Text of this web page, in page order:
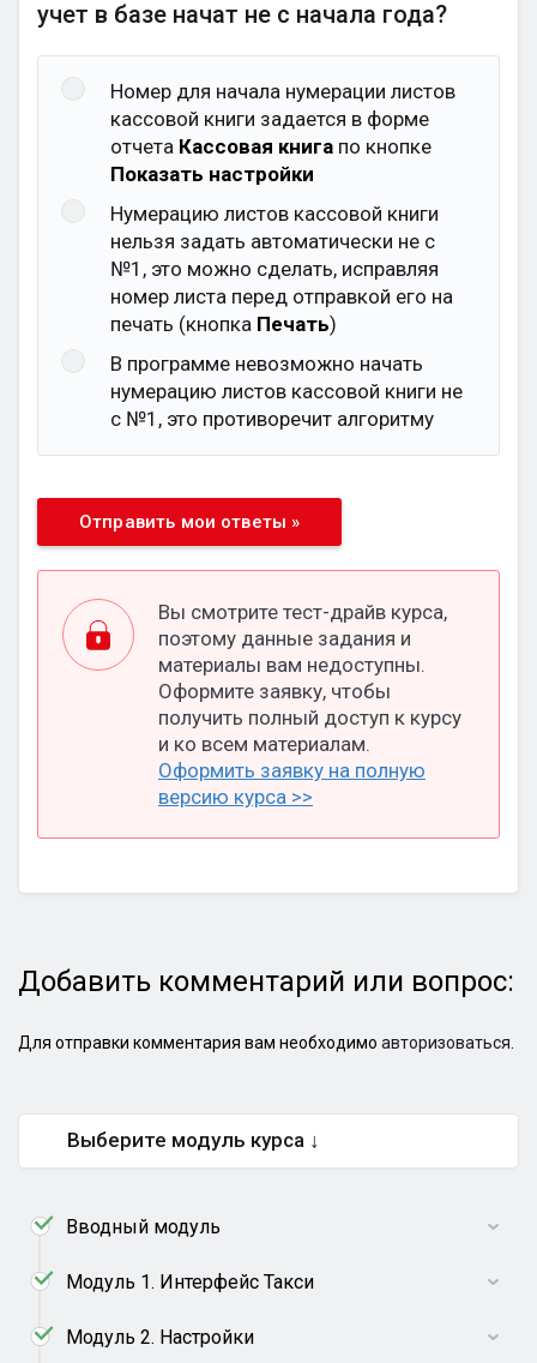
учет в базе начат не с начала года?
Номер для начала нумерации листов
кассовой книги задается в форме
отчета Кассовая книга по кнопке
Показать настройки
Нумерацию листов кассовой книги
нельзя задать автоматически не с
№1, это можно сделать, исправляя
номер листа перед отправкой его на
печать (кнопка Печать)
В программе невозможно начать
нумерацию листов кассовой книги не
с №1, это противоречит алгоритму
Вы смотрите тест-драйв курса,
поэтому данные задания и
материалы вам недоступны.
Оформите заявку, чтобы
получить полный доступ к курсу
и ко всем материалам.
Оформить заявку на полную
версию курса >>
Добавить комментарий или вопрос:
Для отправки комментария вам необходимо авторизоваться
Выберите модуль курса ↓
Вводный модуль
Модуль 1. Интерфейс Такси
Модуль 2. Настройки